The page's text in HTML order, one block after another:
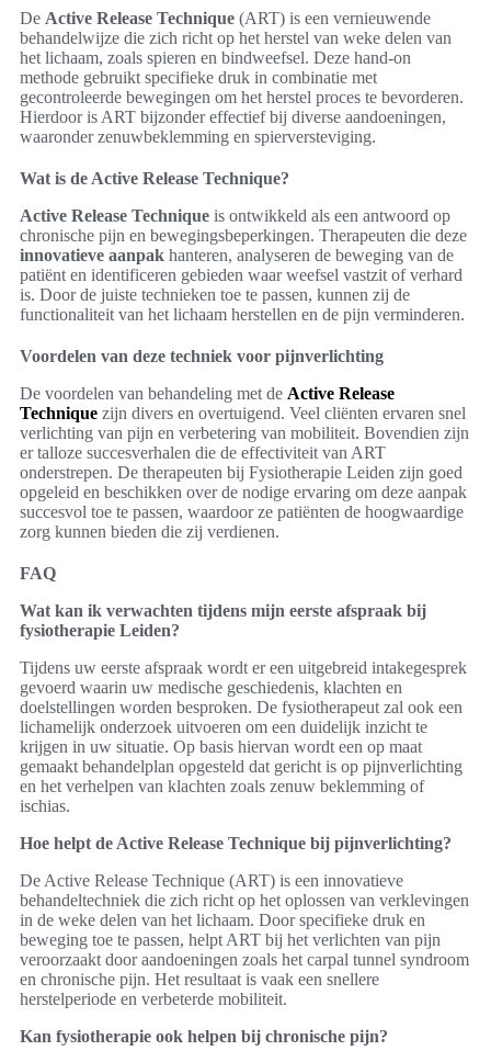
De Active Release Technique (ART) is een vernieuwende
behandelwijze die zich richt op het herstel van weke delen van
het lichaam, zoals spieren en bindweefsel. Deze hand-on
methode gebruikt specifieke druk in combinatie met
gecontroleerde bewegingen om het herstel proces te bevorderen.
Hierdoor is ART bijzonder effectief bij diverse aandoeningen,
waaronder zenuwbeklemming en spierversteviging.
Wat is de Active Release Technique?
Active Release Technique is ontwikkeld als een antwoord op
chronische pijn en bewegingsbeperkingen. Therapeuten die deze
innovatieve aanpak hanteren, analyseren de beweging van de
patiënt en identificeren gebieden waar weefsel vastzit of verhard
is. Door de juiste technieken toe te passen, kunnen zij de
functionaliteit van het lichaam herstellen en de pijn verminderen.
Voordelen van deze techniek voor pijnverlichting
De voordelen van behandeling met de Active Release
Technique zijn divers en overtuigend. Veel cliënten ervaren snel
verlichting van pijn en verbetering van mobiliteit. Bovendien zijn
er talloze succesverhalen die de effectiviteit van ART
onderstrepen. De therapeuten bij Fysiotherapie Leiden zijn goed
opgeleid en beschikken over de nodige ervaring om deze aanpak
succesvol toe te passen, waardoor ze patiënten de hoogwaardige
zorg kunnen bieden die zij verdienen.
FAQ
Wat kan ik verwachten tijdens mijn eerste afspraak bij
fysiotherapie Leiden?
Tijdens uw eerste afspraak wordt er een uitgebreid intakegesprek
gevoerd waarin uw medische geschiedenis, klachten en
doelstellingen worden besproken. De fysiotherapeut zal ook een
lichamelijk onderzoek uitvoeren om een duidelijk inzicht te
krijgen in uw situatie. Op basis hiervan wordt een op maat
gemaakt behandelplan opgesteld dat gericht is op pijnverlichting
en het verhelpen van klachten zoals zenuw beklemming of
ischias.
Hoe helpt de Active Release Technique bij pijnverlichting?
De Active Release Technique (ART) is een innovatieve
behandeltechniek die zich richt op het oplossen van verklevingen
in de weke delen van het lichaam. Door specifieke druk en
beweging toe te passen, helpt ART bij het verlichten van pijn
veroorzaakt door aandoeningen zoals het carpal tunnel syndroom
en chronische pijn. Het resultaat is vaak een snellere
herstelperiode en verbeterde mobiliteit.
Kan fysiotherapie ook helpen bij chronische pijn?